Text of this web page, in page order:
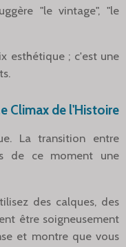
"le vintage", "le
esthétique ; c'est une
Climax de l'Histoire
La transition entre
de ce moment une
des calques, des
être soigneusement
et montre que vous